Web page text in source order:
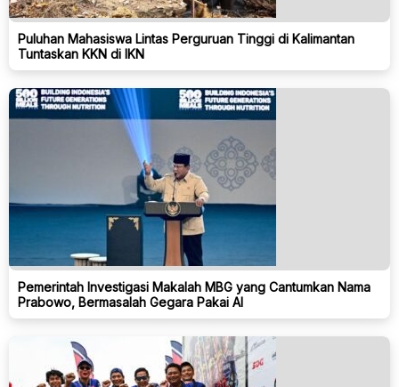
Puluhan Mahasiswa Lintas Perguruan Tinggi di Kalimantan
Tuntaskan KKN di IKN
Pemerintah Investigasi Makalah MBG yang Cantumkan Nama
Prabowo, Bermasalah Gegara Pakai AI